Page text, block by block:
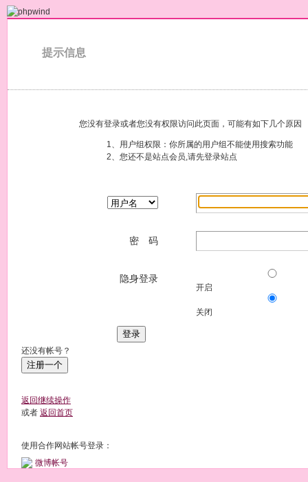
提示信息
您没有登录或者您没有权限访问此页面，可能有如下几个原因
1、用户组权限：你所属的用户组不能使用搜索功能
2、您还不是站点会员,请先登录站点
密 码
隐身登录
开启
关闭
登录
还没有帐号？
注册一个
返回继续操作
或者 返回首页
使用合作网站帐号登录：
微博帐号